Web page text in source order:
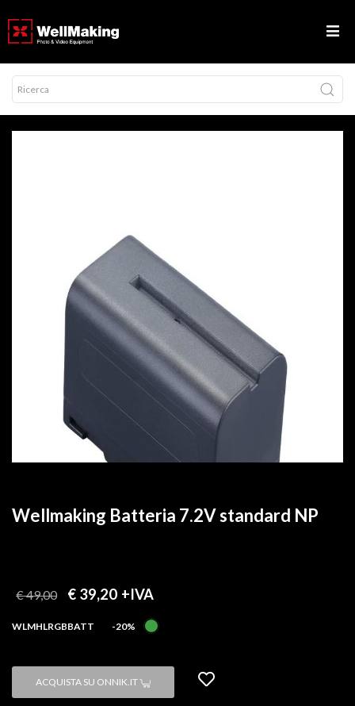
Wellmaking Batteria 7.2V standard NP
€ 49,00 € 39,20 +IVA
WLMHLRGBBATT -20%
ACQUISTA SU ONNIK.IT